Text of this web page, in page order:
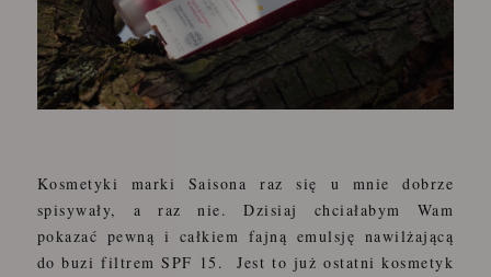
Kosmetyki marki Saisona raz się u mnie dobrze
spisywały, a raz nie. Dzisiaj chciałabym Wam
pokazać pewną i całkiem fajną emulsję nawilżającą
do buzi filtrem SPF 15. Jest to już ostatni kosmetyk